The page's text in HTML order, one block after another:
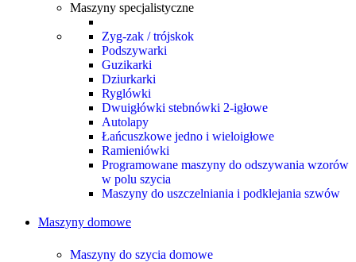
Maszyny specjalistyczne
Zyg-zak / trójskok
Podszywarki
Guzikarki
Dziurkarki
Ryglówki
Dwuigłówki stebnówki 2-igłowe
Autolapy
Łańcuszkowe jedno i wieloigłowe
Ramieniówki
Programowane maszyny do odszywania wzorów
w polu szycia
Maszyny do uszczelniania i podklejania szwów
Maszyny domowe
Maszyny do szycia domowe